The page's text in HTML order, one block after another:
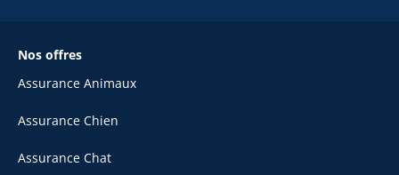
Nos offres
Assurance Animaux
Assurance Chien
Assurance Chat